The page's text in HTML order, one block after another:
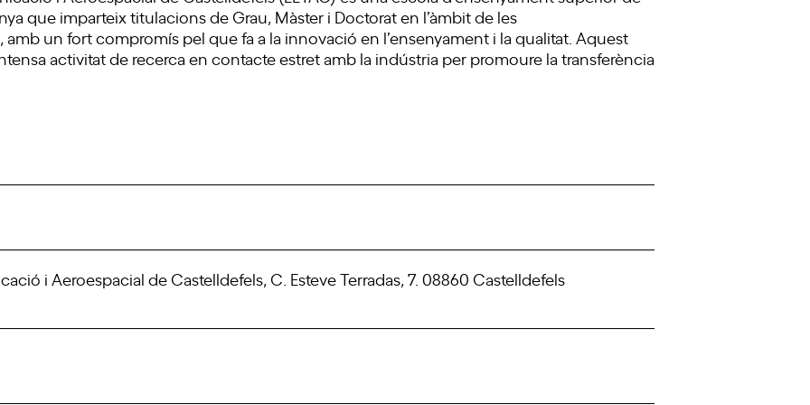
que imparteix titulacions de Grau, Màster i Doctorat en l’àmbit de les
un fort compromís pel que fa a la innovació en l’ensenyament i la qualitat. Aquest
activitat de recerca en contacte estret amb la indústria per promoure la transferència
i Aeroespacial de Castelldefels, C. Esteve Terradas, 7. 08860 Castelldefels